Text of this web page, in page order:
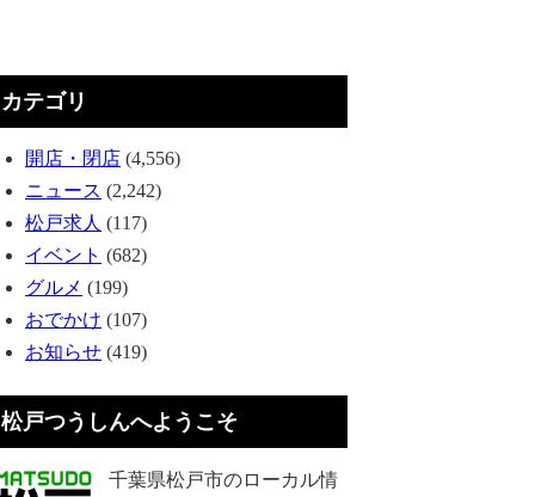
カテゴリ
開店・閉店 (4,556)
ニュース (2,242)
松戸求人 (117)
イベント (682)
グルメ (199)
おでかけ (107)
お知らせ (419)
松戸つうしんへようこそ
千葉県松戸市のローカル情